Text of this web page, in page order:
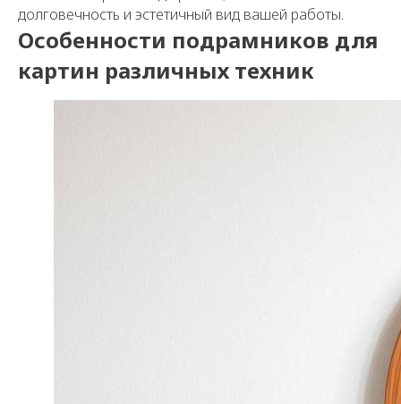
долговечность и эстетичный вид вашей работы.
Особенности подрамников для
картин различных техник